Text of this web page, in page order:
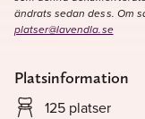
ändrats sedan dess. Om
platser@lavendla.se
Platsinformation
125 platser